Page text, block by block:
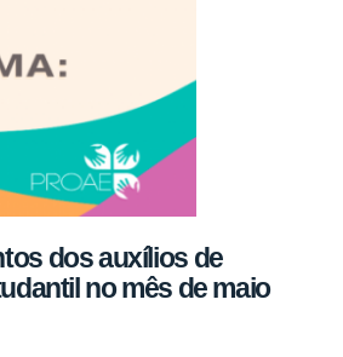
dos auxílios de
no mês de maio